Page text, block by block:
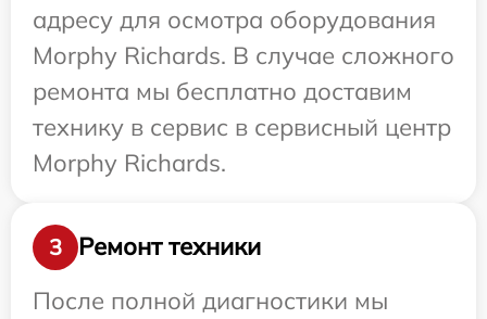
адресу для осмотра оборудования
Morphy Richards. В случае сложного
ремонта мы бесплатно доставим
технику в сервис в сервисный центр
Morphy Richards.
3
Ремонт техники
После полной диагностики мы